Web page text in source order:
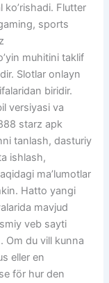
ko’rishadi. Flutter
sports
muhitini taklif
Slotlar onlayn
biridir.
versiyasi va
starz apk
tanlash, dasturiy
ishlash,
ma’lumotlar
Hatto yangi
mavjud
veb sayti
Om du vill kunna
eller en
för hur den